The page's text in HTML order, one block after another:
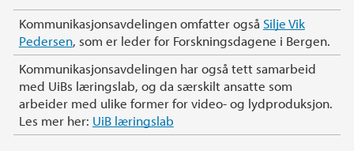
Kommunikasjonsavdelingen omfatter også Silje Vik
Pedersen, som er leder for Forskningsdagene i Bergen.
Kommunikasjonsavdelingen har også tett samarbeid
med UiBs læringslab, og da særskilt ansatte som
arbeider med ulike former for video- og lydproduksjon.
Les mer her: UiB læringslab